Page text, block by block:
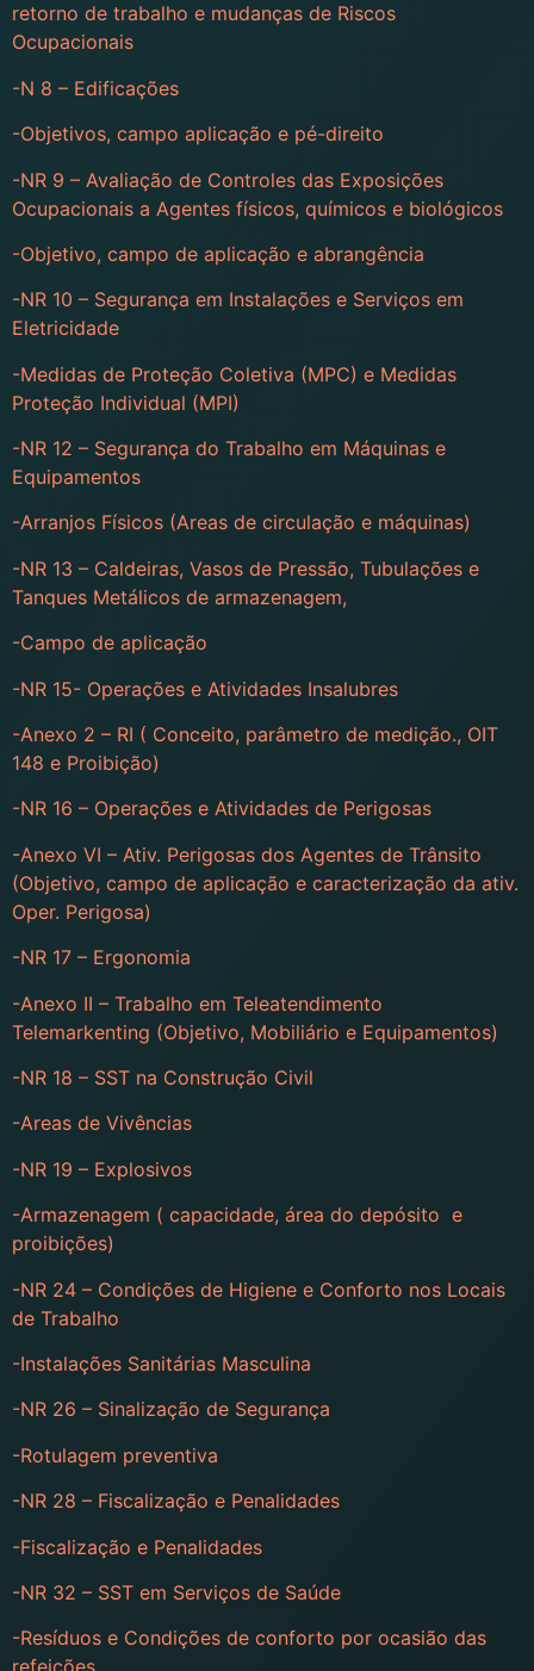
retorno de trabalho e mudanças de Riscos
Ocupacionais
-N 8 – Edificações
-Objetivos, campo aplicação e pé-direito
-NR 9 – Avaliação de Controles das Exposições
Ocupacionais a Agentes físicos, químicos e biológicos
-Objetivo, campo de aplicação e abrangência
-NR 10 – Segurança em Instalações e Serviços em
Eletricidade
-Medidas de Proteção Coletiva (MPC) e Medidas
Proteção Individual (MPI)
-NR 12 – Segurança do Trabalho em Máquinas e
Equipamentos
-Arranjos Físicos (Areas de circulação e máquinas)
-NR 13 – Caldeiras, Vasos de Pressão, Tubulações e
Tanques Metálicos de armazenagem,
-Campo de aplicação
-NR 15- Operações e Atividades Insalubres
-Anexo 2 – RI ( Conceito, parâmetro de medição., OIT
148 e Proibição)
-NR 16 – Operações e Atividades de Perigosas
-Anexo VI – Ativ. Perigosas dos Agentes de Trânsito
(Objetivo, campo de aplicação e caracterização da ativ.
Oper. Perigosa)
-NR 17 – Ergonomia
-Anexo II – Trabalho em Teleatendimento
Telemarkenting (Objetivo, Mobiliário e Equipamentos)
-NR 18 – SST na Construção Civil
-Areas de Vivências
-NR 19 – Explosivos
-Armazenagem ( capacidade, área do depósito e
proibições)
-NR 24 – Condições de Higiene e Conforto nos Locais
de Trabalho
-Instalações Sanitárias Masculina
-NR 26 – Sinalização de Segurança
-Rotulagem preventiva
-NR 28 – Fiscalização e Penalidades
-Fiscalização e Penalidades
-NR 32 – SST em Serviços de Saúde
-Resíduos e Condições de conforto por ocasião das